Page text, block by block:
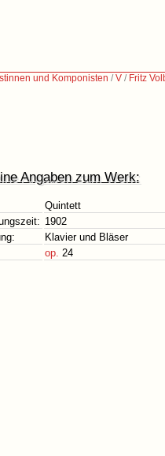
und Komponisten /V / Fritz
Angaben zum Werk:
Quintett
1902
Klavier und Bläser
op. 24